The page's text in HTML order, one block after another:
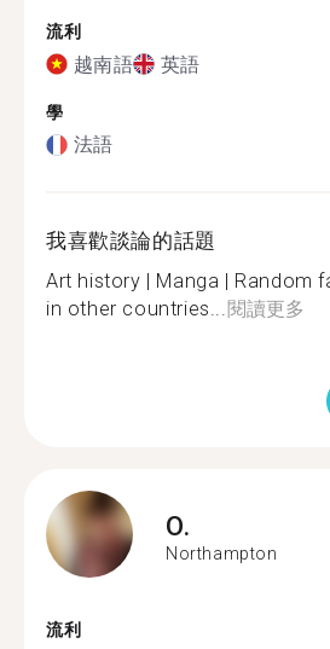
流利
越南語 英語
學
法語
我喜歡談論的話題
Art history | Manga | Random
in other countries...閱讀更多
O.
Northampton
流利